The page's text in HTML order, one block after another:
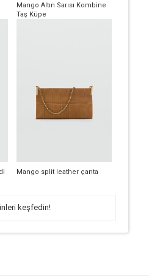
Mango Altın Sarısı Kombine
Taş Küpe
Mango split leather çanta
keşfedin!